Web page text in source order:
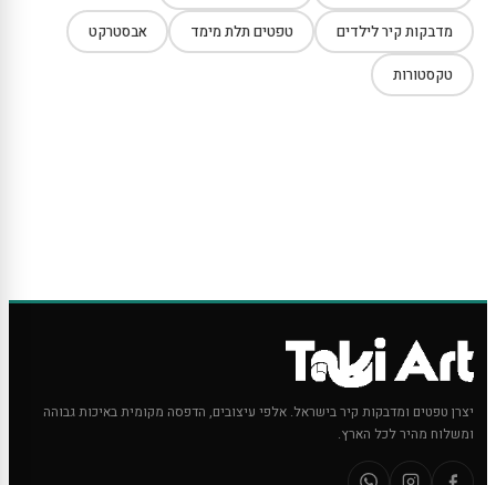
מדבקות קיר לילדים טפטים תלת מימד אבסטרקט
טקסטורות
יצרן טפטים ומדבקות קיר בישראל. אלפי עיצובים, הדפסה מקומית באיכות גבוהה
ומשלוח מהיר לכל הארץ.